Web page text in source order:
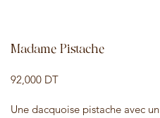
Madame Pistache
92,000 DTPrix
Une dacquoise pistache avec un